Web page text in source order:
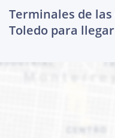
Terminales de
Toledo para llegar